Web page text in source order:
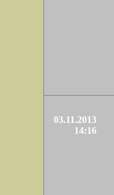
03.11.2013
14:16